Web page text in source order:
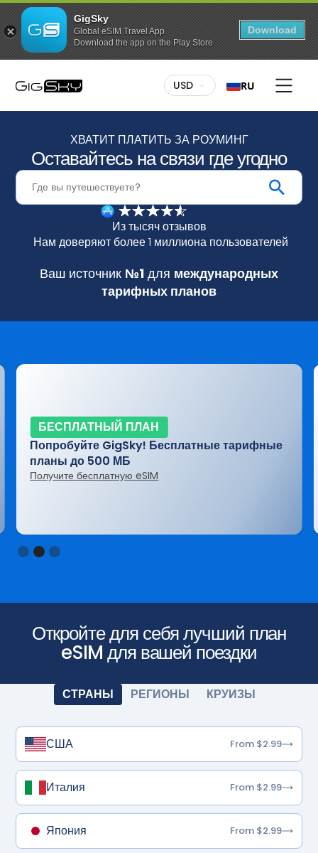
GigSky
Global eSIM Travel App
Download the app on the Play Store
Download
глобальным данным
До 3 ГБ трафика / в более чем 175 странах
Тарифные планы с неограниченным
трафиком в определенные страны
Скидки до 30% на все тарифные планы
Постоянные скидки на путешествия по суше и по
морю
USD RU
ХВАТИТ ПЛАТИТЬ ЗА РОУМИНГ
Оставайтесь на связи где угодно
Из тысяч отзывов
Нам доверяют более 1 миллиона пользователей
Ваш источник №1 для международных
тарифных планов
БЕСПЛАТНЫЙ ПЛАН
Попробуйте GigSky! Бесплатные тарифные
планы до 500 МБ
Получите бесплатную eSIM
Slide 2 of 3.
Откройте для себя лучший план
eSIM для вашей поездки
СТРАНЫ РЕГИОНЫ КРУИЗЫ
США From $2.99
Италия From $2.99
Япония From $2.99